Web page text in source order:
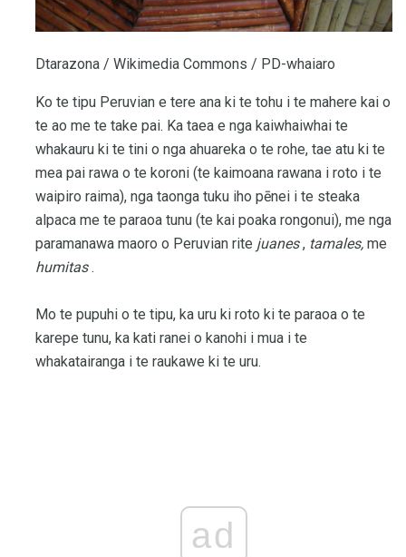
Dtarazona / Wikimedia Commons / PD-whaiaro
Ko te tipu Peruvian e tere ana ki te tohu i te mahere kai o
te ao me te take pai. Ka taea e nga kaiwhaiwhai te
whakauru ki te tini o nga ahuareka o te rohe, tae atu ki te
mea pai rawa o te koroni (te kaimoana rawana i roto i te
waipiro raima), nga taonga tuku iho pēnei i te steaka
alpaca me te paraoa tunu (te kai poaka rongonui), me nga
paramanawa maoro o Peruvian rite juanes, tamales, me
humitas.
Mo te pupuhi o te tipu, ka uru ki roto ki te paraoa o te
karepe tunu, ka kati ranei o kanohi i mua i te
whakatairanga i te raukawe ki te uru.
ad